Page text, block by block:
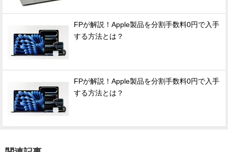
FPが解説！Apple製品を分割手数料0円で入手
する方法とは？
FPが解説！Apple製品を分割手数料0円で入手
する方法とは？